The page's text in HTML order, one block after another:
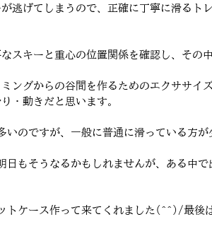
逃げてしまうので、正確に丁寧に滑るト
スキーと重心の位置関係を確認し、その
ングからの谷間を作るためのエクササイ
・動きだと思います。
のですが、一般に普通に滑っている方
もそうなるかもしれませんが、ある中
ケース作って来てくれました(^^)/最後